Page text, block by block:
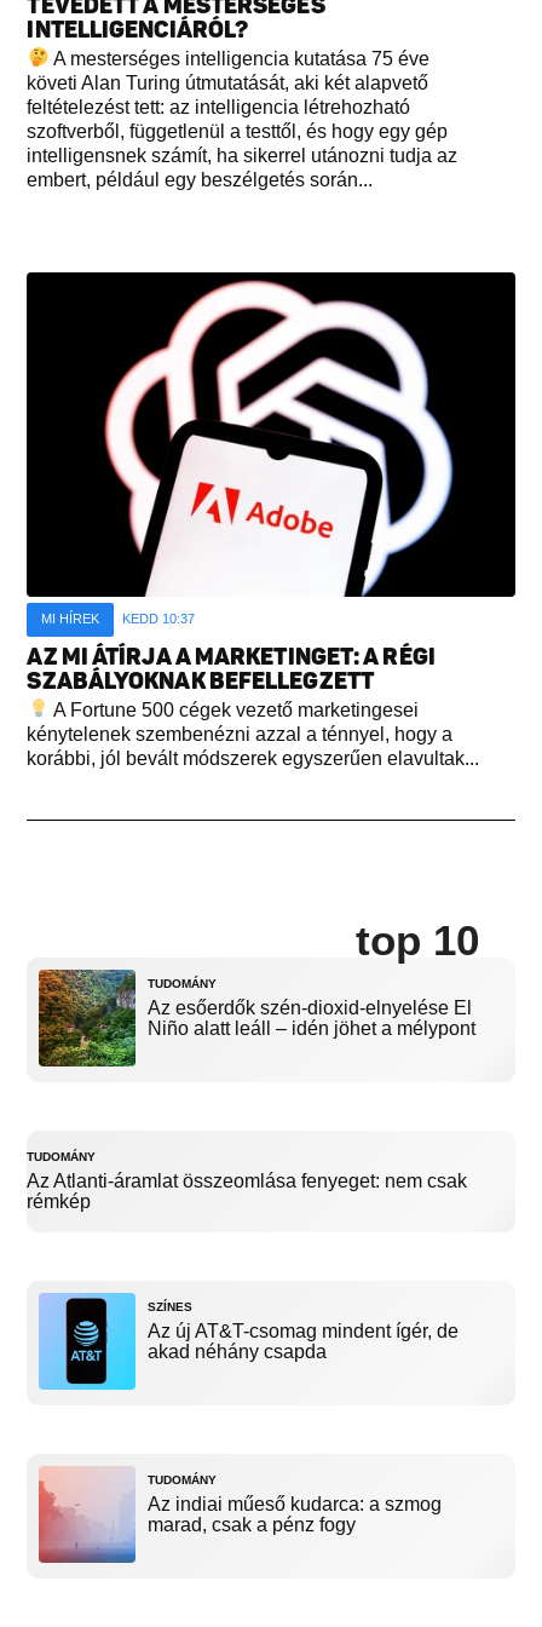
INTELLIGENCIÁRÓL?
A mesterséges intelligencia kutatása 75 éve
követi Alan Turing útmutatását, aki két alapvető
feltételezést tett: az intelligencia létrehozható
szoftverből, függetlenül a testtől, és hogy egy gép
intelligensnek számít, ha sikerrel utánozni tudja az
embert, például egy beszélgetés során...
MI HÍREK KEDD 10:37
AZ MI ÁTÍRJA A MARKETINGET: A RÉGI
SZABÁLYOKNAK BEFELLEGZETT
A Fortune 500 cégek vezető marketingesei
kénytelenek szembenézni azzal a ténnyel, hogy a
korábbi, jól bevált módszerek egyszerűen elavultak...
top 10
TUDOMÁNY
Az esőerdők szén-dioxid-elnyelése El
Niño alatt leáll – idén jöhet a mélypont
TUDOMÁNY
Az Atlanti-áramlat összeomlása fenyeget: nem csak
rémkép
SZÍNES
Az új AT&T-csomag mindent ígér, de
akad néhány csapda
TUDOMÁNY
Az indiai műeső kudarca: a szmog
marad, csak a pénz fogy